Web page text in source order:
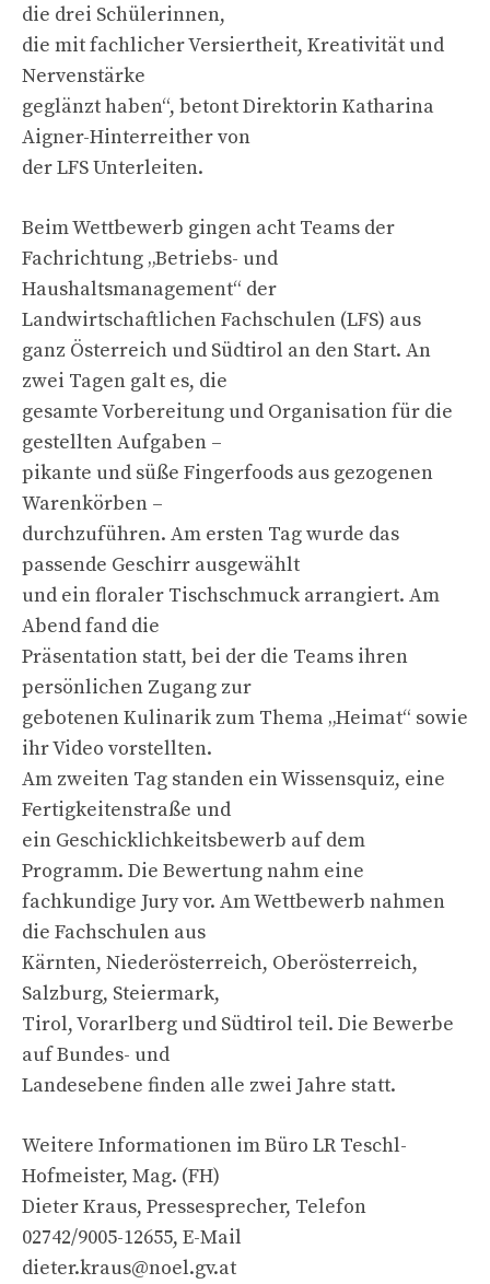
die drei Schülerinnen,
die mit fachlicher Versiertheit, Kreativität und
Nervenstärke
geglänzt haben“, betont Direktorin Katharina
Aigner-Hinterreither von
der LFS Unterleiten.
Beim Wettbewerb gingen acht Teams der
Fachrichtung „Betriebs- und
Haushaltsmanagement“ der
Landwirtschaftlichen Fachschulen (LFS) aus
ganz Österreich und Südtirol an den Start. An
zwei Tagen galt es, die
gesamte Vorbereitung und Organisation für die
gestellten Aufgaben –
pikante und süße Fingerfoods aus gezogenen
Warenkörben –
durchzuführen. Am ersten Tag wurde das
passende Geschirr ausgewählt
und ein floraler Tischschmuck arrangiert. Am
Abend fand die
Präsentation statt, bei der die Teams ihren
persönlichen Zugang zur
gebotenen Kulinarik zum Thema „Heimat“ sowie
ihr Video vorstellten.
Am zweiten Tag standen ein Wissensquiz, eine
Fertigkeitenstraße und
ein Geschicklichkeitsbewerb auf dem
Programm. Die Bewertung nahm eine
fachkundige Jury vor. Am Wettbewerb nahmen
die Fachschulen aus
Kärnten, Niederösterreich, Oberösterreich,
Salzburg, Steiermark,
Tirol, Vorarlberg und Südtirol teil. Die Bewerbe
auf Bundes- und
Landesebene finden alle zwei Jahre statt.
Weitere Informationen im Büro LR Teschl-
Hofmeister, Mag. (FH)
Dieter Kraus, Pressesprecher, Telefon
02742/9005-12655, E-Mail
dieter.kraus@noel.gv.at